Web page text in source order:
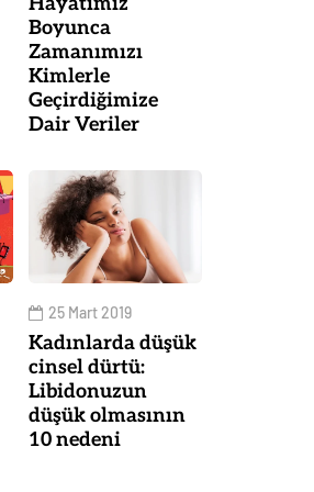
Boyunca
Zamanımızı
Kimlerle
Geçirdiğimize
Dair Veriler
25 Mart 2019
Kadınlarda düşük
cinsel dürtü:
Libidonuzun
düşük olmasının
10 nedeni